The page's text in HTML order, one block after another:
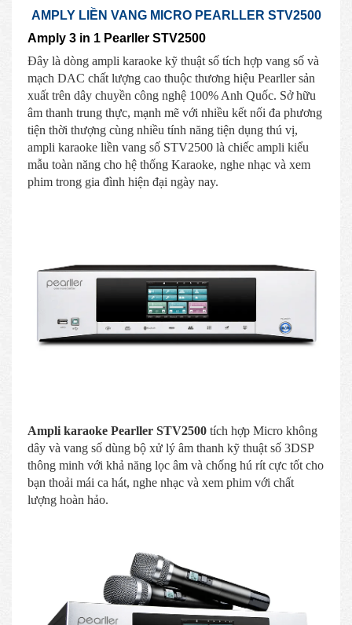
AMPLY LIỀN VANG MICRO PEARLLER STV2500
Amply 3 in 1 Pearller STV2500
Đây là dòng ampli karaoke kỹ thuật số tích hợp vang số và
mạch DAC chất lượng cao thuộc thương hiệu Pearller sản
xuất trên dây chuyền công nghệ 100% Anh Quốc. Sở hữu
âm thanh trung thực, mạnh mẽ với nhiều kết nối đa phương
tiện thời thượng cùng nhiều tính năng tiện dụng thú vị,
ampli karaoke liền vang số STV2500 là chiếc ampli kiểu
mẫu toàn năng cho hệ thống Karaoke, nghe nhạc và xem
phim trong gia đình hiện đại ngày nay.
Ampli karaoke Pearller STV2500 tích hợp Micro không
dây và vang số dùng bộ xử lý âm thanh kỹ thuật số 3DSP
thông minh với khả năng lọc âm và chống hú rít cực tốt cho
bạn thoải mái ca hát, nghe nhạc và xem phim với chất
lượng hoàn hảo.